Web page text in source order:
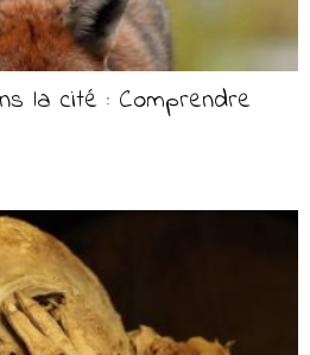
la cité : Comprendre